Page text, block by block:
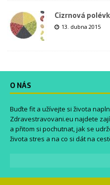
Cizrnová
13. dubna 2015
O NÁS
Buďte fit a užívejte si života
Zdravestravovani.eu najdete
a přitom si pochutnat, jak se
života stres a na co si dát na